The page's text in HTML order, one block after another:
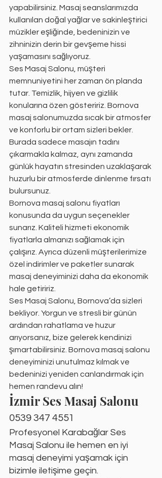
yapabilirsiniz. Masaj seanslarımızda
kullanılan doğal yağlar ve sakinleştirici
müzikler eşliğinde, bedeninizin ve
zihninizin derin bir gevşeme hissi
yaşamasını sağlıyoruz.
Ses Masaj Salonu, müşteri
memnuniyetini her zaman ön planda
tutar. Temizlik, hijyen ve gizlilik
konularına özen gösteririz. Bornova
masaj salonumuzda sıcak bir atmosfer
ve konforlu bir ortam sizleri bekler.
Burada sadece masajın tadını
çıkarmakla kalmaz, aynı zamanda
günlük hayatın stresinden uzaklaşarak
huzurlu bir atmosferde dinlenme fırsatı
bulursunuz.
Bornova masaj salonu fiyatları
konusunda da uygun seçenekler
sunarız. Kaliteli hizmeti ekonomik
fiyatlarla almanızı sağlamak için
çalışırız. Ayrıca düzenli müşterilerimize
özel indirimler ve paketler sunarak
masaj deneyiminizi daha da ekonomik
hale getiririz.
Ses Masaj Salonu, Bornova’da sizleri
bekliyor. Yorgun ve stresli bir günün
ardından rahatlama ve huzur
arıyorsanız, bize gelerek kendinizi
şımartabilirsiniz. Bornova masaj salonu
deneyiminizi unutulmaz kılmak ve
bedeninizi yeniden canlandırmak için
hemen randevu alın!
İzmir Ses Masaj Salonu
0539 347 4551
Profesyonel Karabağlar Ses
Masaj Salonu ile hemen en iyi
masaj deneyimi yaşamak için
bizimle iletişime geçin.